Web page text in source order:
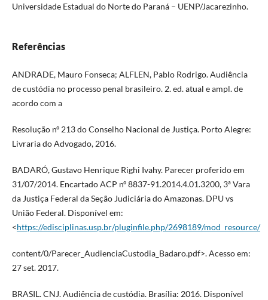
Universidade Estadual do Norte do Paraná – UENP/Jacarezinho.
Referências
ANDRADE, Mauro Fonseca; ALFLEN, Pablo Rodrigo. Audiência
de custódia no processo penal brasileiro. 2. ed. atual e ampl. de
acordo com a
Resolução nº 213 do Conselho Nacional de Justiça. Porto Alegre:
Livraria do Advogado, 2016.
BADARÓ, Gustavo Henrique Righi Ivahy. Parecer proferido em
31/07/2014. Encartado ACP nº 8837-91.2014.4.01.3200, 3ª Vara
da Justiça Federal da Seção Judiciária do Amazonas. DPU vs
União Federal. Disponível em:
<https://edisciplinas.usp.br/pluginfile.php/2698189/mod_resource/
content/0/Parecer_AudienciaCustodia_Badaro.pdf>. Acesso em:
27 set. 2017.
BRASIL. CNJ. Audiência de custódia. Brasília: 2016. Disponível